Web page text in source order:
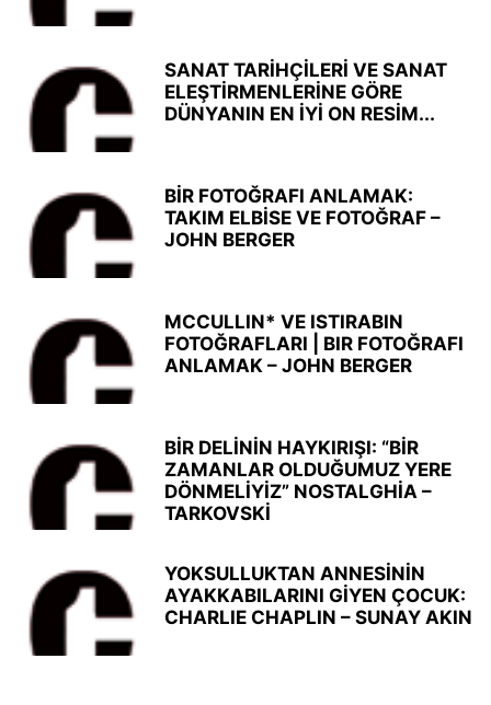
SANAT TARİHÇİLERİ VE SANAT
ELEŞTİRMENLERİNE GÖRE
DÜNYANIN EN İYİ ON RESİM...
BİR FOTOĞRAFI ANLAMAK:
TAKIM ELBİSE VE FOTOĞRAF –
JOHN BERGER
MCCULLIN* VE ISTIRABIN
FOTOĞRAFLARI | BIR FOTOĞRAFI
ANLAMAK – JOHN BERGER
BİR DELİNİN HAYKIRIŞI: “BİR
ZAMANLAR OLDUĞUMUZ YERE
DÖNMELİYİZ” NOSTALGHİA –
TARKOVSKİ
YOKSULLUKTAN ANNESİNİN
AYAKKABILARINI GİYEN ÇOCUK:
CHARLIE CHAPLIN – SUNAY AKIN